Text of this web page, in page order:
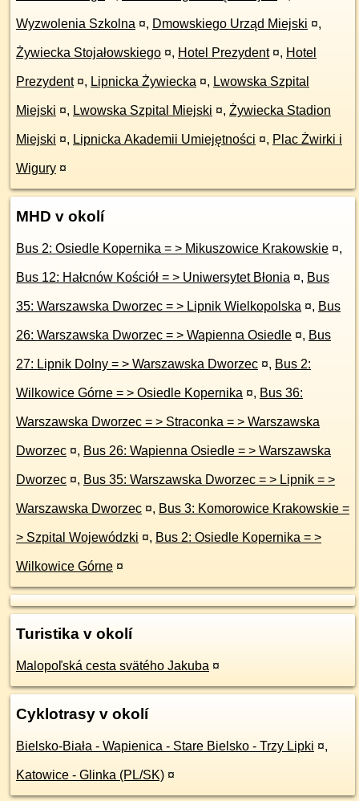
Wyzwolenia Szkolna ¤, Dmowskiego Urząd Miejski ¤,
Żywiecka Stojałowskiego ¤, Hotel Prezydent ¤, Hotel
Prezydent ¤, Lipnicka Żywiecka ¤, Lwowska Szpital
Miejski ¤, Lwowska Szpital Miejski ¤, Żywiecka Stadion
Miejski ¤, Lipnicka Akademii Umiejętności ¤, Plac Żwirki i
Wigury ¤
MHD v okolí
Bus 2: Osiedle Kopernika = > Mikuszowice Krakowskie ¤,
Bus 12: Hałcnów Kościół = > Uniwersytet Błonia ¤, Bus
35: Warszawska Dworzec = > Lipnik Wielkopolska ¤, Bus
26: Warszawska Dworzec = > Wapienna Osiedle ¤, Bus
27: Lipnik Dolny = > Warszawska Dworzec ¤, Bus 2:
Wilkowice Górne = > Osiedle Kopernika ¤, Bus 36:
Warszawska Dworzec = > Straconka = > Warszawska
Dworzec ¤, Bus 26: Wapienna Osiedle = > Warszawska
Dworzec ¤, Bus 35: Warszawska Dworzec = > Lipnik = >
Warszawska Dworzec ¤, Bus 3: Komorowice Krakowskie =
> Szpital Wojewódzki ¤, Bus 2: Osiedle Kopernika = >
Wilkowice Górne ¤
Turistika v okolí
Malopoľská cesta svätého Jakuba ¤
Cyklotrasy v okolí
Bielsko-Biała - Wapienica - Stare Bielsko - Trzy Lipki ¤,
Katowice - Glinka (PL/SK) ¤